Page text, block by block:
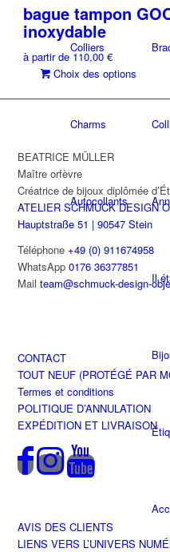
Colliers
Charms
Autocollants
Il
sur
du
a
du
bague tampon
inoxydable
à partir de110,00€
Choix des options
la
du
BEATRICE MÜLLER
Maître orfèvre
Créatrice de bijoux diplômée
ATELIER SCHMUCK DESIGN
Hauptstraße 51 | 90547 Stein
Téléphone+49 (0) 911674958
WhatsApp0176 36377851
Mailteam@schmuck-design-
CONTACT
TOUT NEUF (PROTÉGÉ PAR
Termes et conditions
POLITIQUE D’ANNULATION
EXPÉDITION ET LIVRAISON
AVIS DES CLIENTS
LIENS VERS L’UNIVERS